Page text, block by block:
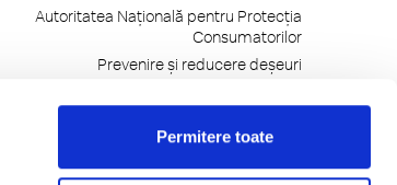
Permitere toate
Autoritatea Națională pentru Protecția
Consumatorilor
Prevenire și reducere deșeuri
Telefonul Consumatorilor: 021-9551